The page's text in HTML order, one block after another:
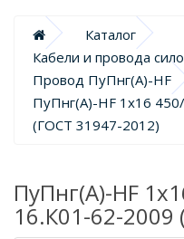
Каталог
Кабели и провода
Провод ПуПнг(А)-HF
ПуПнг(А)-HF 1х16
(ГОСТ 31947-2012)
ПуПнг(А)-HF
16.К01-62-2009